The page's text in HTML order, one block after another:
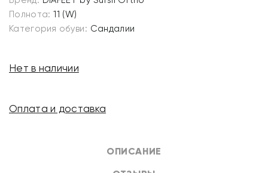
ОПИСАНИЕ
Полнота: 11 (W)
Категория обуви: Сандалии
Нет в наличии
Оплата и доставка